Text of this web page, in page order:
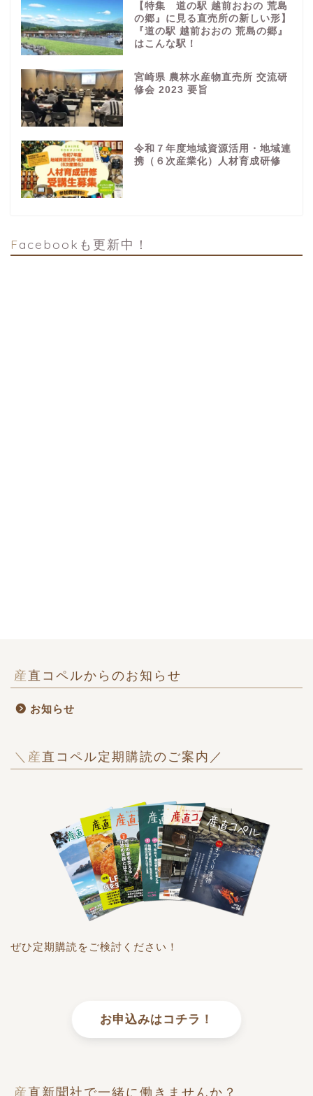
【特集 道の駅 越前おおの 荒島
の郷』に見る直売所の新しい形】
『道の駅 越前おおの 荒島の郷』
はこんな駅！
宮崎県 農林水産物直売所 交流研
修会 2023 要旨
令和７年度地域資源活用・地域連
携（６次産業化）人材育成研修
Facebookも更新中！
産直コペルからのお知らせ
お知らせ
＼産直コペル定期購読のご案内／
ぜひ定期購読をご検討ください！
お申込みはコチラ！
産直新聞社で一緒に働きませんか？